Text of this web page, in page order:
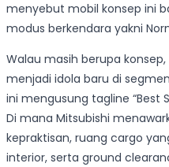
menyebut mobil konsep ini
modus berkendara yakni
Walau masih berupa
menjadi idola baru di
ini mengusung tagline “Best
Di mana Mitsubishi
kepraktisan, ruang cargo
interior, serta ground